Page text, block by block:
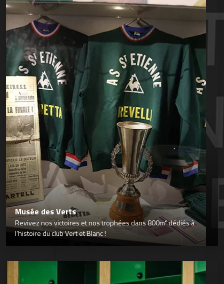
Musée des Verts
Revivez nos victoires et nos trophées dans 800m² dédiés à
l’histoire du club Vert et Blanc !